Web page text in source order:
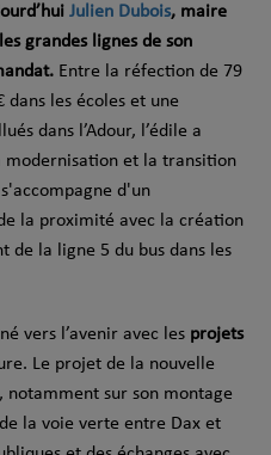
Julien Dubois, maire
grandes lignes de son
Entre la réfection de 79
dans les écoles et une
dans l’Adour, l’édile a
modernisation et la transition
d'un
la proximité avec la création
de la ligne 5 du bus dans les
vers l’avenir avec les projets
Le projet de la nouvelle
sur son montage
la voie verte entre Dax et